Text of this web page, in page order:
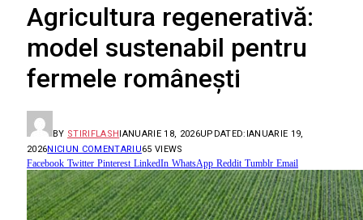
Agricultura regenerativă:
model sustenabil pentru
fermele românești
BY STIRIFLASHIANUARIE 18, 2026UPDATED: IANUARIE 19,
2026NICIUN COMENTARIU65 VIEWS
Facebook Twitter Pinterest LinkedIn WhatsApp Reddit Tumblr Email